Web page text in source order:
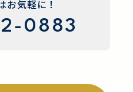
お気軽に！
0883